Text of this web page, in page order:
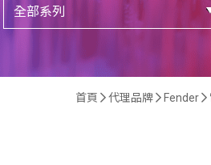
首頁 代理品牌 Fender